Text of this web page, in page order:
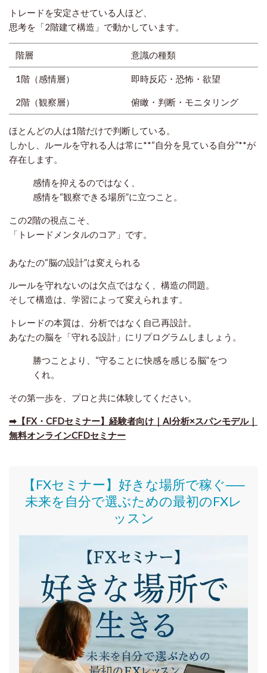
トレードを安定させている人ほど、
思考を「2階建て構造」で動かしています。
階層 意識の種類
1階（感情層） 即時反応・恐怖・欲望
2階（観察層） 俯瞰・判断・モニタリング
ほとんどの人は1階だけで判断している。
しかし、ルールを守れる人は常に**“自分を見ている自分”**が
存在します。
感情を抑えるのではなく、
感情を“観察できる場所”に立つこと。
この2階の視点こそ、
「トレードメンタルのコア」です。
あなたの“脳の設計”は変えられる
ルールを守れないのは欠点ではなく、構造の問題。
そして構造は、学習によって変えられます。
トレードの本質は、分析ではなく自己再設計。
あなたの脳を「守れる設計」にリプログラムしましょう。
勝つことより、“守ることに快感を感じる脳”をつ
くれ。
その第一歩を、プロと共に体験してください。
➡【FX・CFDセミナー】経験者向け｜AI分析×スパンモデル｜
無料オンラインCFDセミナー
【FXセミナー】好きな場所で稼ぐ──
未来を自分で選ぶための最初のFXレ
ッスン